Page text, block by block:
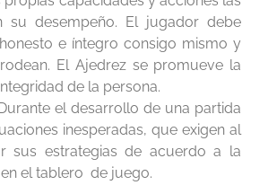
su desempeño. El jugador debe
e íntegro consigo mismo y
El Ajedrez se promueve la
de la persona.
Durante el desarrollo de una partida
inesperadas, que exigen al
sus estrategias de acuerdo a la
el tablero de juego.